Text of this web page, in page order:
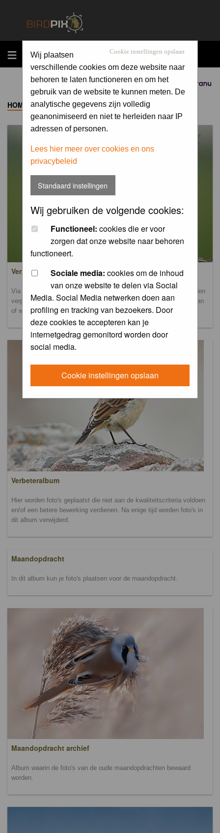
MENU
Sponsored by
Cookie instellingen opslaan
Wij plaatsen
verschillende cookies om deze website naar
behoren te laten functioneren en om het
gebruik van de website te kunnen meten. De
analytische gegevens zijn volledig
geanonimiseerd en niet te herleiden naar IP
adressen of personen.
Lees hier meer over cookies en ons
privacybeleid
Standaard instellingen
Wij gebruiken de volgende cookies:
Functioneel: cookies die er voor
zorgen dat onze website naar behoren
functioneert.
Sociale media: cookies om de inhoud
van onze website te delen via Social
Media. Social Media netwerken doen aan
profiling en tracking van bezoekers. Door
deze cookies te accepteren kan je
internetgedrag gemonitord worden door
social media.
Cookie instellingen opslaan
HOME ->ALBUM
Verzamel- en uploadalbum
Via dit album kun je foto's uploaden. Onderscheidende foto's worden
verplaatst naar de database-albums. Andere foto's blijven hier staan
of worden verplaatst naar het verbeteralbum.
Verbeteralbum
Hier worden foto's geplaatst die niet aan de kwaliteitscriteria voldoen
en/of een betere bewerking verdienen. Na enige tijd worden foto's in
dit album verwijderd.
Maandopdracht
In dit album kun je foto's plaatsen voor de maandopdracht.
Maandopdracht archief
Album waarin de foto's van de oude maandopdrachten bewaard
worden.